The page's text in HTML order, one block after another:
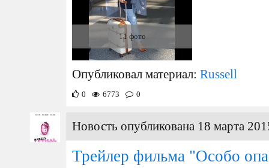
11 фото
Опубликовал материал: Russell
0 6773 0
Новость опубликована 18 марта
Трейлер фильма "Особо